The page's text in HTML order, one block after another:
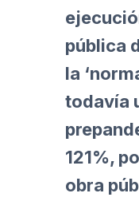
pública
la
todavía
121%,
obra